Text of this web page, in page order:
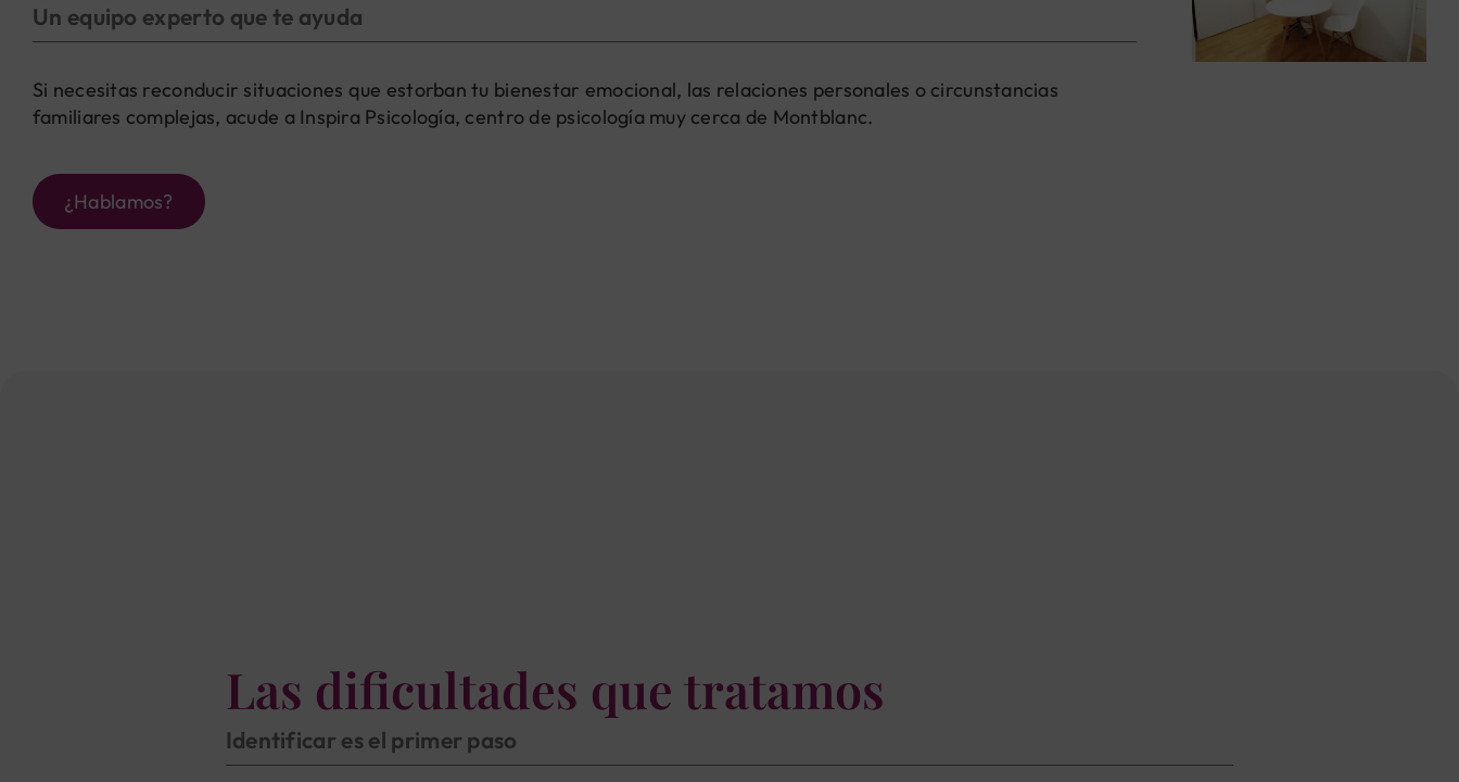
Un equipo experto que te ayuda
Si necesitas reconducir situaciones que estorban tu bienestar emocional, las relaciones personales o circunstancias
familiares complejas, acude a Inspira Psicología, centro de psicología muy cerca de Montblanc.
¿Hablamos?
Las dificultades que tratamos
Identificar es el primer paso